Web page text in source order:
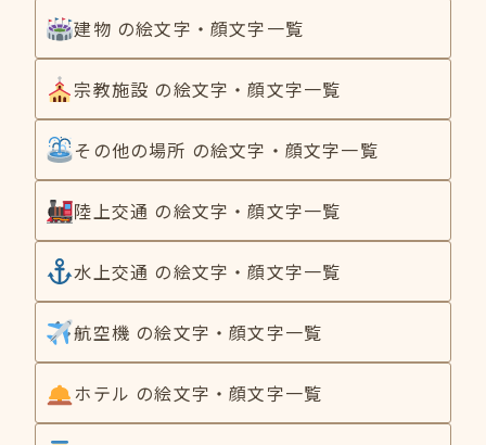
建物 の絵文字・顔文字一覧
宗教施設 の絵文字・顔文字一覧
その他の場所 の絵文字・顔文字一覧
陸上交通 の絵文字・顔文字一覧
水上交通 の絵文字・顔文字一覧
航空機 の絵文字・顔文字一覧
ホテル の絵文字・顔文字一覧